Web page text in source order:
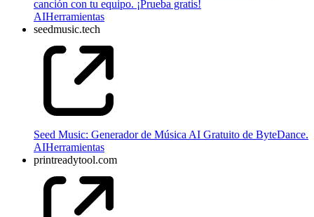
canción con tu equipo. ¡Prueba gratis!
AIHerramientas
seedmusic.tech
Seed Music: Generador de Música AI Gratuito de ByteDance.
AIHerramientas
printreadytool.com